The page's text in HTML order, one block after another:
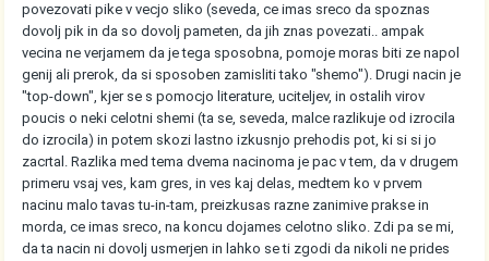
povezovati pike v vecjo sliko (seveda, ce imas sreco da spoznas
dovolj pik in da so dovolj pameten, da jih znas povezati.. ampak
vecina ne verjamem da je tega sposobna, pomoje moras biti ze napol
genij ali prerok, da si sposoben zamisliti tako "shemo"). Drugi nacin je
"top-down", kjer se s pomocjo literature, uciteljev, in ostalih virov
poucis o neki celotni shemi (ta se, seveda, malce razlikuje od izrocila
do izrocila) in potem skozi lastno izkusnjo prehodis pot, ki si si jo
zacrtal. Razlika med tema dvema nacinoma je pac v tem, da v drugem
primeru vsaj ves, kam gres, in ves kaj delas, medtem ko v prvem
nacinu malo tavas tu-in-tam, preizkusas razne zanimive prakse in
morda, ce imas sreco, na koncu dojames celotno sliko. Zdi pa se mi,
da ta nacin ni dovolj usmerjen in lahko se ti zgodi da nikoli ne prides